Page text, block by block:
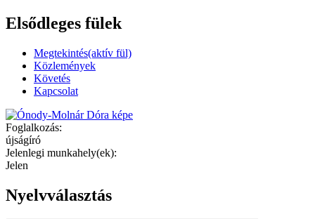
Elsődleges fülek
Megtekintés(aktív fül)
Közlemények
Követés
Kapcsolat
Foglalkozás:
újságíró
Jelenlegi munkahely(ek):
Jelen
Nyelvválasztás